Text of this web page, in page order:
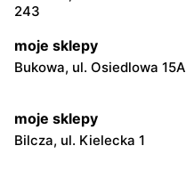
243
moje sklepy
Bukowa, ul. Osiedlowa 15A
moje sklepy
Bilcza, ul. Kielecka 1